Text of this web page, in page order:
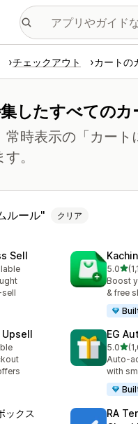
チェックアウト カートの
したすべての
常時表示の「カー
。
ルール クリア
Sell
5.05つ
合計レ
Boost
& free
Upsell EG
5.05つ
合計レ
Auto-
with
ックス
RA